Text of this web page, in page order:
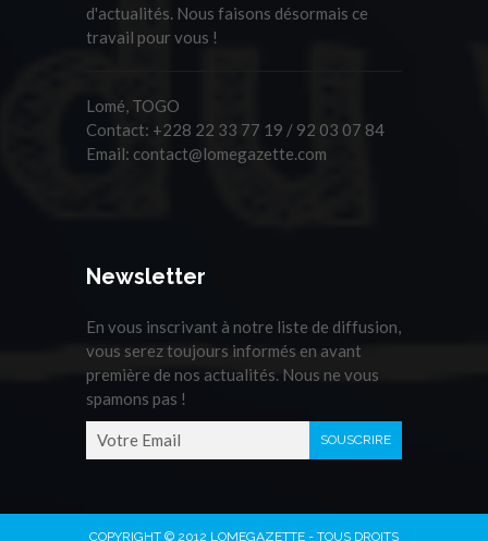
d'actualités. Nous faisons désormais ce
travail pour vous !
Lomé, TOGO
Contact: +228 22 33 77 19 / 92 03 07 84
Email: contact@lomegazette.com
Newsletter
En vous inscrivant à notre liste de diffusion,
vous serez toujours informés en avant
première de nos actualités. Nous ne vous
spamons pas !
COPYRIGHT © 2012 LOMEGAZETTE - TOUS DROITS